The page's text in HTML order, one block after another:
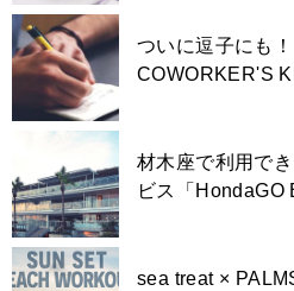
ついに逗子にも
COWORKER'S
材木座で利用で
ビス「HondaGO
sea treat ×